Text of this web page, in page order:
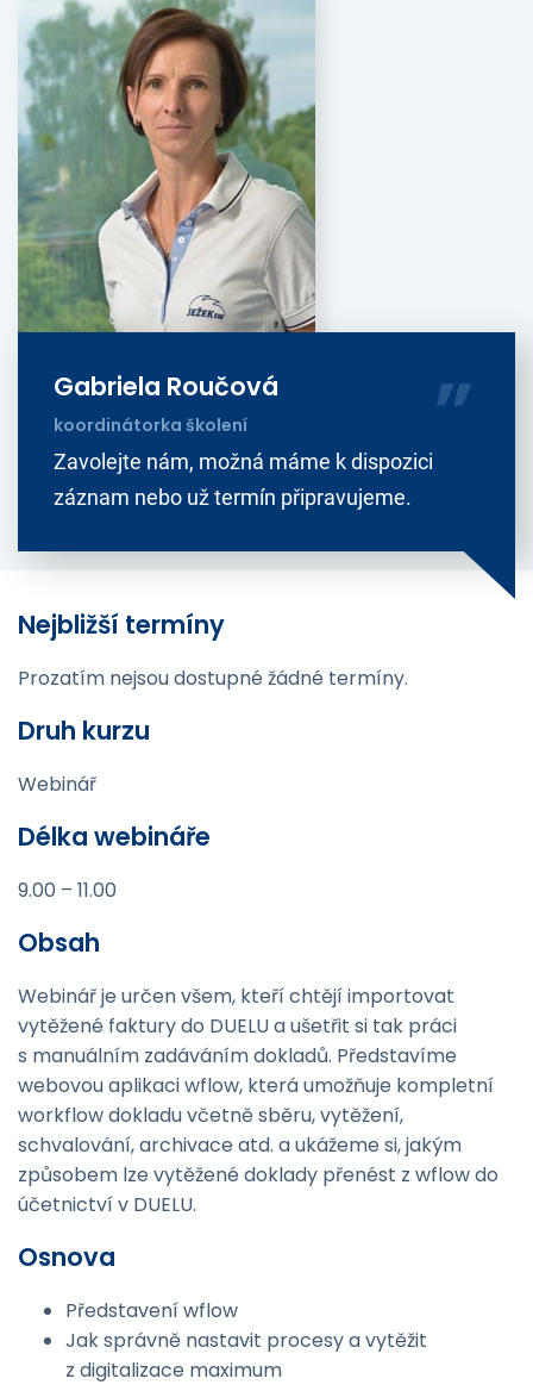
Gabriela Roučová
koordinátorka školení
Zavolejte nám, možná máme k dispozici
záznam nebo už termín připravujeme.
Nejbližší termíny
Prozatím nejsou dostupné žádné termíny.
Druh kurzu
Webinář
Délka webináře
9.00 – 11.00
Obsah
Webinář je určen všem, kteří chtějí importovat
vytěžené faktury do DUELU a ušetřit si tak práci
s manuálním zadáváním dokladů. Představíme
webovou aplikaci wflow, která umožňuje kompletní
workflow dokladu včetně sběru, vytěžení,
schvalování, archivace atd. a ukážeme si, jakým
způsobem lze vytěžené doklady přenést z wflow do
účetnictví v DUELU.
Osnova
Představení wflow
Jak správně nastavit procesy a vytěžit
z digitalizace maximum